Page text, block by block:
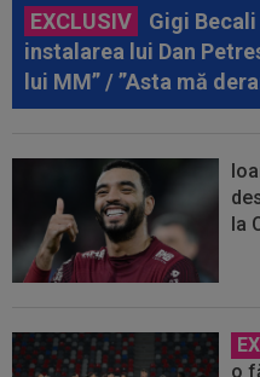
EXCLUSIV
Gigi
instalarea lui Dan
lui MM” / ”Asta mă
la
o